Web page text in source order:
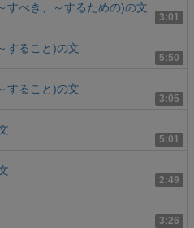
3:01
すべき、～するための)の文
5:50
すること)の文
3:05
すること)の文
5:01
2:49
3:26